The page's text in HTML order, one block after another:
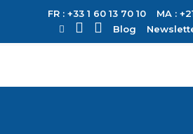
FR : +33 1 60 13 70 10
MA :
Blog